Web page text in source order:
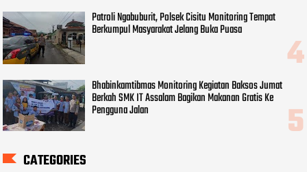
Patroli Ngabuburit, Polsek Cisitu Monitoring Tempat
Berkumpul Masyarakat Jelang Buka Puasa
Bhabinkamtibmas Monitoring Kegiatan Baksos Jumat
Berkah SMK IT Assalam Bagikan Makanan Gratis Ke
Pengguna Jalan
CATEGORIES